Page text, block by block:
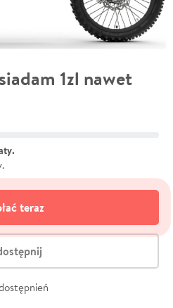
1zl nawet
teraz